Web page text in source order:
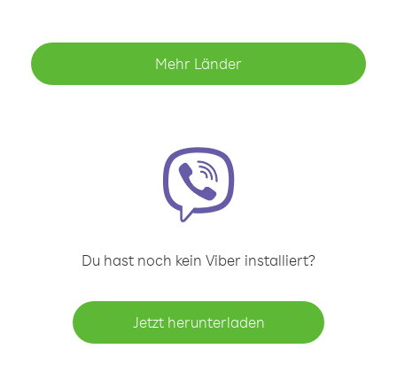
Mehr Länder
Du hast noch kein Viber installiert?
Jetzt herunterladen